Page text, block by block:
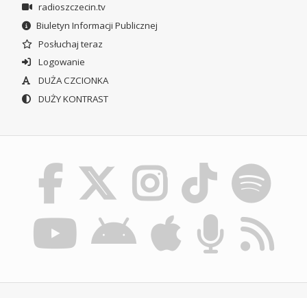
radioszczecin.tv
Biuletyn Informacji Publicznej
Posłuchaj teraz
Logowanie
DUŻA CZCIONKA
DUŻY KONTRAST